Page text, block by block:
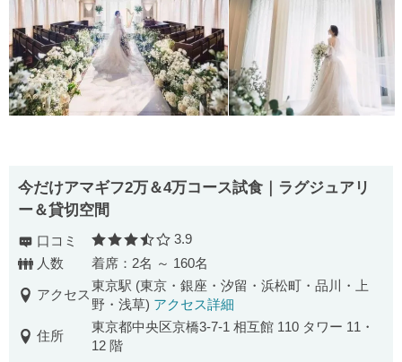
今だけアマギフ2万＆4万コース試食｜ラグジュアリ
ー＆貸切空間
口コミ 口コミ評価
3.9
人数
着席：2名 ～ 160名
アクセス
東京駅 (東京・銀座・汐留・浜松町・品川・上
野・浅草) アクセス詳細
住所
東京都中央区京橋3-7-1 相互館 110 タワー 11・
12 階